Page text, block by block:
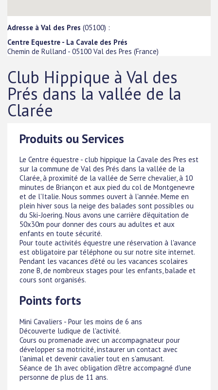
Adresse à Val des Pres (05100) :
Centre Equestre - La Cavale des Prés
Chemin de Rulland - 05100 Val des Pres (France)
Club Hippique à Val des
Prés dans la vallée de la
Clarée
Produits ou Services
Le Centre équestre - club hippique la Cavale des Pres est
sur la commune de Val des Prés dans la vallée de la
Clarée, à proximité de la vallée de Serre chevalier, à 10
minutes de Briançon et aux pied du col de Montgenevre
et de l'Italie. Nous sommes ouvert à l'année. Meme en
plein hiver sous la neige des balades sont possibles ou
du Ski-Joering. Nous avons une carrière d'équitation de
50x30m pour donner des cours au adultes et aux
enfants en toute sécurité.
Pour toute activités équestre une réservation à l'avance
est obligatoire par téléphone ou sur notre site internet.
Pendant les vacances d'été ou les vacances scolaires
zone B, de nombreux stages pour les enfants, balade et
cours sont organisés.
Points forts
Mini Cavaliers - Pour les moins de 6 ans
Découverte ludique de l'activité.
Cours ou promenade avec un accompagnateur pour
développer sa motricité, instaurer un contact avec
l'animal et devenir cavalier tout en s'amusant.
Séance de 1h avec obligation d'être accompagné d'une
personne de plus de 11 ans.